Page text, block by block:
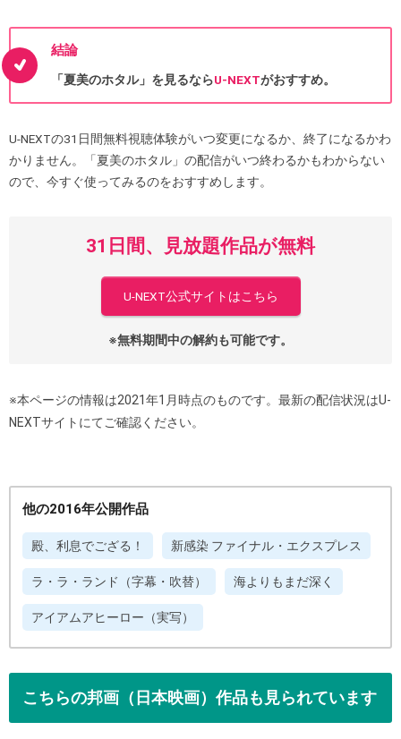
結論
「夏美のホタル」を見るならU-NEXTがおすすめ。
U-NEXTの31日間無料視聴体験がいつ変更になるか、終了になるかわ
かりません。「夏美のホタル」の配信がいつ終わるかもわからない
ので、今すぐ使ってみるのをおすすめします。
31日間、見放題作品が無料
U-NEXT公式サイトはこちら
※無料期間中の解約も可能です。
※本ページの情報は2021年1月時点のものです。最新の配信状況はU-
NEXTサイトにてご確認ください。
他の2016年公開作品
殿、利息でござる！ 新感染 ファイナル・エクスプレス
ラ・ラ・ランド（字幕・吹替） 海よりもまだ深く
アイアムアヒーロー（実写）
こちらの邦画（日本映画）作品も見られています